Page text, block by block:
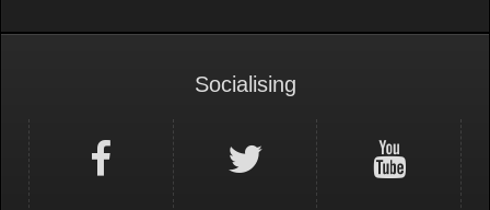
Socialising